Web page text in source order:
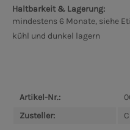
Haltbarkeit & Lagerung:
mindestens 6 Monate, siehe
kühl und dunkel lagern
Artikel-Nr.:
Zusteller: